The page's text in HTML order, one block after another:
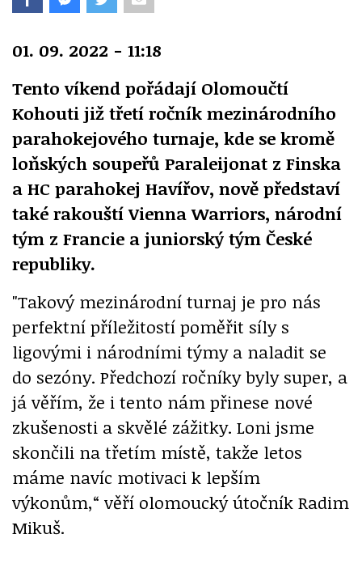
01. 09. 2022 - 11:18
Tento víkend pořádají Olomoučtí
Kohouti již třetí ročník mezinárodního
parahokejového turnaje, kde se kromě
loňských soupeřů Paraleijonat z Finska
a HC parahokej Havířov, nově představí
také rakouští Vienna Warriors, národní
tým z Francie a juniorský tým České
republiky.
"Takový mezinárodní turnaj je pro nás
perfektní příležitostí poměřit síly s
ligovými i národními týmy a naladit se
do sezóny. Předchozí ročníky byly super, a
já věřím, že i tento nám přinese nové
zkušenosti a skvělé zážitky. Loni jsme
skončili na třetím místě, takže letos
máme navíc motivaci k lepším
výkonům,“ věří olomoucký útočník Radim
Mikuš.